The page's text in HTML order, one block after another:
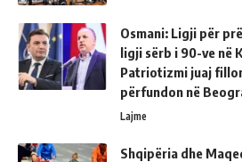
Osmani: Ligji për
ligji sërb i 90-ve në
Patriotizmi juaj
përfundon në
Lajme
Shqipëria dhe